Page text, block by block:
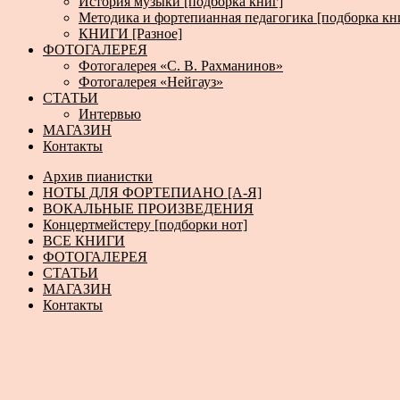
Методика и фортепианная педагогика [подборка
КНИГИ [Разное]
ФОТОГАЛЕРЕЯ
Фотогалерея «С. В. Рахманинов»
Фотогалерея «Нейгауз»
СТАТЬИ
Интервью
МАГАЗИН
Контакты
Архив пианистки
НОТЫ ДЛЯ ФОРТЕПИАНО [А-Я]
ВОКАЛЬНЫЕ ПРОИЗВЕДЕНИЯ
Концертмейстеру [подборки нот]
ВСЕ КНИГИ
ФОТОГАЛЕРЕЯ
СТАТЬИ
МАГАЗИН
Контакты